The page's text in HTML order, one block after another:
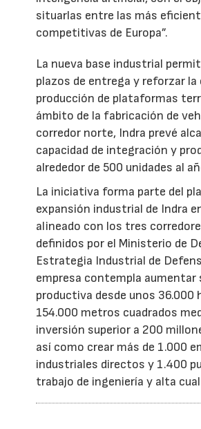
situarlas entre las más
competitivas de Europa”.
La nueva base industrial
plazos de entrega y reforzar la
producción de plataformas
ámbito de la fabricación de
corredor norte, Indra prevé
capacidad de integración y
alrededor de 500 unidades al
La iniciativa forma parte del
expansión industrial de Indra
alineado con los tres
definidos por el Ministerio de
Estrategia Industrial de
empresa contempla aumentar
productiva desde unos 36.000
154.000 metros cuadrados
inversión superior a 200
así como crear más de 1.000
industriales directos y 1.400
trabajo de ingeniería y alta